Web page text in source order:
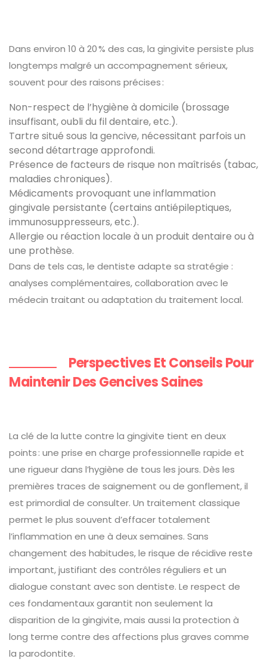
Dans environ 10 à 20 % des cas, la gingivite persiste plus
longtemps malgré un accompagnement sérieux,
souvent pour des raisons précises :
Non-respect de l’hygiène à domicile (brossage
insuffisant, oubli du fil dentaire, etc.).
Tartre situé sous la gencive, nécessitant parfois un
second détartrage approfondi.
Présence de facteurs de risque non maîtrisés (tabac,
maladies chroniques).
Médicaments provoquant une inflammation
gingivale persistante (certains antiépileptiques,
immunosuppresseurs, etc.).
Allergie ou réaction locale à un produit dentaire ou à
une prothèse.
Dans de tels cas, le dentiste adapte sa stratégie :
analyses complémentaires, collaboration avec le
médecin traitant ou adaptation du traitement local.
Perspectives Et Conseils Pour
Maintenir Des Gencives Saines
La clé de la lutte contre la gingivite tient en deux
points : une prise en charge professionnelle rapide et
une rigueur dans l’hygiène de tous les jours. Dès les
premières traces de saignement ou de gonflement, il
est primordial de consulter. Un traitement classique
permet le plus souvent d’effacer totalement
l’inflammation en une à deux semaines. Sans
changement des habitudes, le risque de récidive reste
important, justifiant des contrôles réguliers et un
dialogue constant avec son dentiste. Le respect de
ces fondamentaux garantit non seulement la
disparition de la gingivite, mais aussi la protection à
long terme contre des affections plus graves comme
la parodontite.